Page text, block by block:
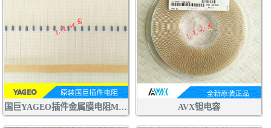
国巨YAGEO插件金属膜电阻MFR AVX钽电容